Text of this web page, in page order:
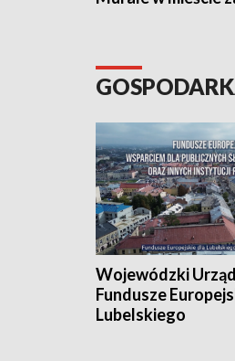
Wojewódzki
Fundusze
Lubelskiego